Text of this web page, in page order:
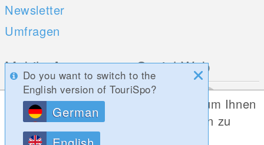
Newsletter
Umfragen
Mobile Apps
iOS
Android
Social Web
Do you want to switch to the
English version of TouriSpo?
German
Diese Website verwendet Cookies, um Ihnen
die bestmögliche Funktionalität bieten zu
können.